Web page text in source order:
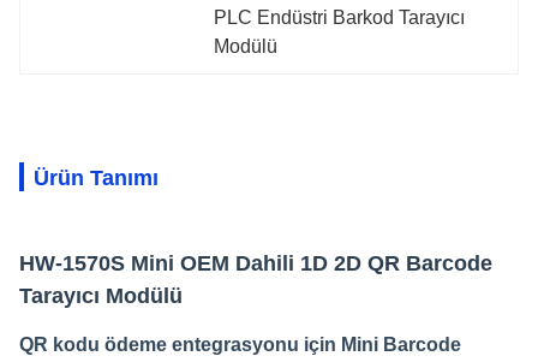
PLC Endüstri Barkod Tarayıcı
Modülü
Ürün Tanımı
HW-1570S Mini OEM Dahili 1D 2D QR Barcode
Tarayıcı Modülü
QR kodu ödeme entegrasyonu için Mini Barcode